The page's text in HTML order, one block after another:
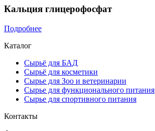
Кальция глицерофосфат
Подробнее
Каталог
Сырьё для БАД
Сырьё для косметики
Сырье для Зоо и ветеринарии
Сырье для функционального питания
Сырье для спортивного питания
Контакты